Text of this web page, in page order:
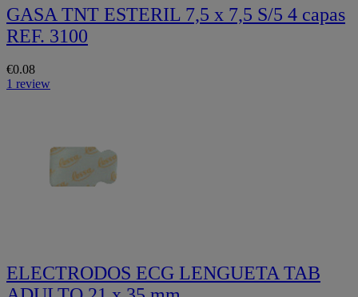
GASA TNT ESTERIL 7,5 x 7,5 S/5 4 capas
REF. 3100
€0.08
1 review
ELECTRODOS ECG LENGUETA TAB